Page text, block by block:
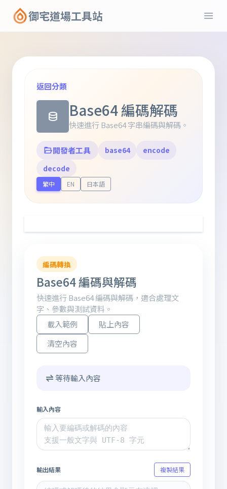
御宅道場工具站
返回分類
Base64 編碼解碼
快速進行 Base64 字串編碼與解碼。
開發者工具 base64
encode
decode
繁中 EN 日本語
編碼轉換
Base64 編碼與解碼
快速進行 Base64 編碼與解碼，適合處理文
字、參數與測試資料。
載入範例
貼上內容
清空內容
等待輸入內容
輸入內容
輸出結果 複製結果